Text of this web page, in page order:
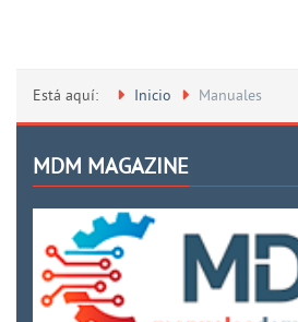
Está aquí: Inicio Manuales
MDM MAGAZINE